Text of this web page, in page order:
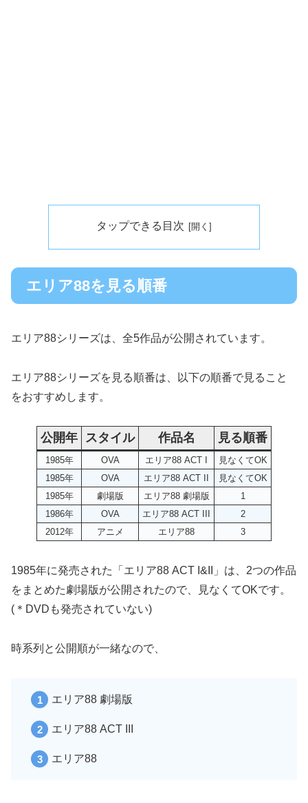
タップできる目次
エリア88を見る順番
エリア88シリーズは、全5作品が公開されています。
エリア88シリーズを見る順番は、以下の順番で見ること
をおすすめします。
公開年 スタイル 作品名 見る順番
1985年 OVA エリア88 ACT I
見なくてOK
1985年
OVA エリア88 ACT II
見なくてOK
1985年
劇場版 エリア88 劇場版
1
1986年
OVA エリア88 ACT III
2
2012年
アニメ エリア88 3
1985年に発売された「エリア88 ACT I&II」は、2つの作品
をまとめた劇場版が公開されたので、見なくてOKです。
(＊DVDも発売されていない)
時系列と公開順が一緒なので、
エリア88 劇場版
エリア88 ACT III
エリア88